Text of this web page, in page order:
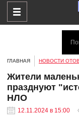
ГЛАВНАЯ НОВОСТИ
Жители
празднуют
НЛО
12.11.2024 в 15:00